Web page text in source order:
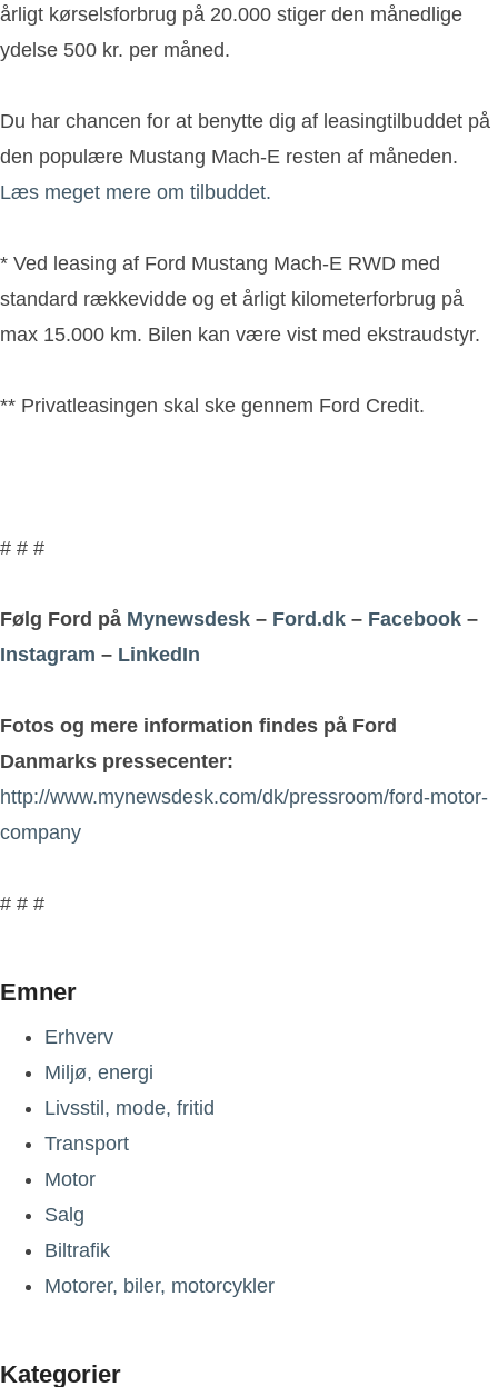
årligt kørselsforbrug på 20.000 stiger den månedlige
ydelse 500 kr. per måned.
Du har chancen for at benytte dig af leasingtilbuddet på
den populære Mustang Mach-E resten af måneden.
Læs meget mere om tilbuddet.
* Ved leasing af Ford Mustang Mach-E RWD med
standard rækkevidde og et årligt kilometerforbrug på
max 15.000 km. Bilen kan være vist med ekstraudstyr.
** Privatleasingen skal ske gennem Ford Credit.
# # #
Følg Ford på Mynewsdesk – Ford.dk – Facebook –
Instagram – LinkedIn
Fotos og mere information findes på Ford
Danmarks pressecenter:
http://www.mynewsdesk.com/dk/pressroom/ford-motor-
company
# # #
Emner
Erhverv
Miljø, energi
Livsstil, mode, fritid
Transport
Motor
Salg
Biltrafik
Motorer, biler, motorcykler
Kategorier